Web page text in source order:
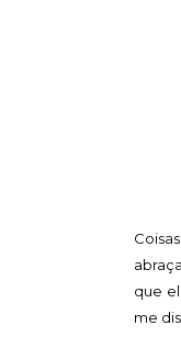
que
me